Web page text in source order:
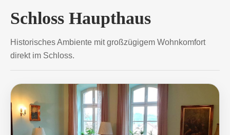
Schloss Haupthaus
Historisches Ambiente mit großzügigem Wohnkomfort
direkt im Schloss.